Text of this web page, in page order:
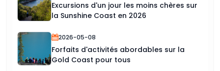
Excursions d'un jour les moins chères sur
la Sunshine Coast en 2026
2026-05-08
Forfaits d'activités abordables sur la
Gold Coast pour tous